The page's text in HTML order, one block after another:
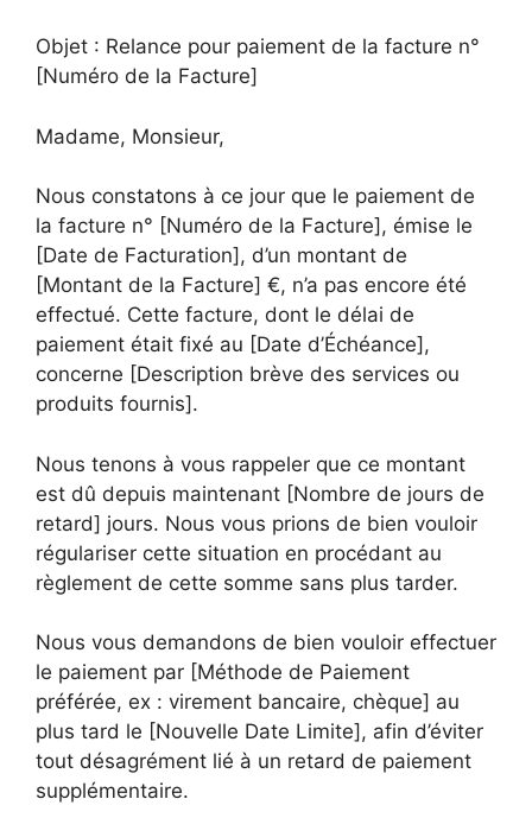
Objet : Relance pour paiement de la facture n°
[Numéro de la Facture]
Madame, Monsieur,
Nous constatons à ce jour que le paiement de
la facture n° [Numéro de la Facture], émise le
[Date de Facturation], d’un montant de
[Montant de la Facture] €, n’a pas encore été
effectué. Cette facture, dont le délai de
paiement était fixé au [Date d’Échéance],
concerne [Description brève des services ou
produits fournis].
Nous tenons à vous rappeler que ce montant
est dû depuis maintenant [Nombre de jours de
retard] jours. Nous vous prions de bien vouloir
régulariser cette situation en procédant au
règlement de cette somme sans plus tarder.
Nous vous demandons de bien vouloir effectuer
le paiement par [Méthode de Paiement
préférée, ex : virement bancaire, chèque] au
plus tard le [Nouvelle Date Limite], afin d’éviter
tout désagrément lié à un retard de paiement
supplémentaire.